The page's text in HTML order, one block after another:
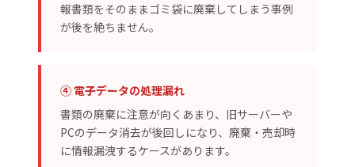
報書類をそのままゴミ袋に廃棄してしまう事例
が後を絶ちません。
④ 電子データの処理漏れ
書類の廃棄に注意が向くあまり、旧サーバーや
PCのデータ消去が後回しになり、廃棄・売却時
に情報漏洩するケースがあります。